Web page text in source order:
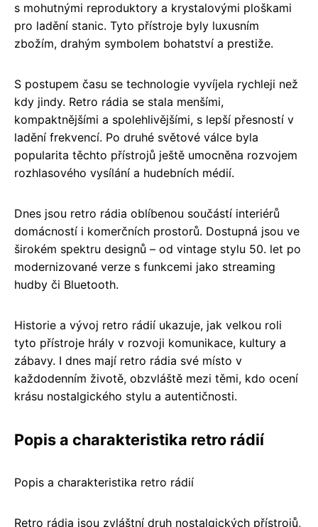
s mohutnými reproduktory a krystalovými ploškami
pro ladění stanic. Tyto přístroje byly luxusním
zbožím, drahým symbolem bohatství a prestiže.
S postupem času se technologie vyvíjela rychleji než
kdy jindy. Retro rádia se stala menšími,
kompaktnějšími a spolehlivějšími, s lepší přesností v
ladění frekvencí. Po druhé světové válce byla
popularita těchto přístrojů ještě umocněna rozvojem
rozhlasového vysílání a hudebních médií.
Dnes jsou retro rádia oblíbenou součástí interiérů
domácností i komerčních prostorů. Dostupná jsou ve
širokém spektru designů – od vintage stylu 50. let po
modernizované verze s funkcemi jako streaming
hudby či Bluetooth.
Historie a vývoj retro rádií ukazuje, jak velkou roli
tyto přístroje hrály v rozvoji komunikace, kultury a
zábavy. I dnes mají retro rádia své místo v
každodenním životě, obzvláště mezi těmi, kdo ocení
krásu nostalgického stylu a autentičnosti.
Popis a charakteristika retro rádií
Popis a charakteristika retro rádií
Retro rádia jsou zvláštní druh nostalgických přístrojů,